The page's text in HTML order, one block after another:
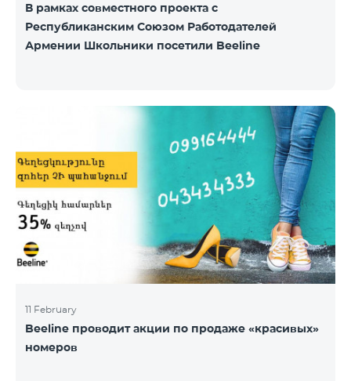
В рамках совместного проекта с
Республиканским Союзом Работодателей
Армении Школьники посетили Beeline
11 February
Beeline проводит акции по продаже «красивых»
номеров